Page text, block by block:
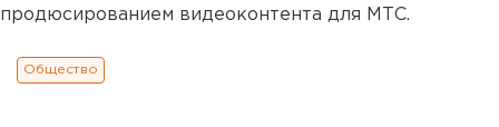
продюсированием видеоконтента для МТС.
Общество